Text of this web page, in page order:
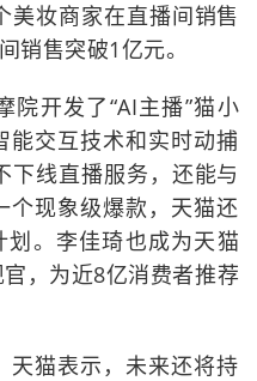
美妆商家在直播间销售
销售突破1亿元。
院开发了“AI主播”猫小
能交互技术和实时动捕
下线直播服务，还能与
个现象级爆款，天猫还
划。李佳琦也成为天猫
，为近8亿消费者推荐
天猫表示，未来还将持